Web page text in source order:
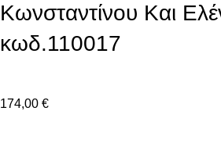
Κωνσταντίνου Και
κωδ.110017
174,00 €